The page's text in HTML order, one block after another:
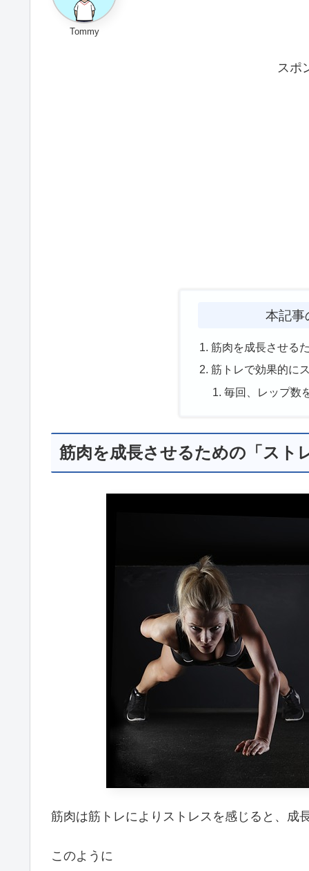
Tommy
スポ
本記事
筋肉を成長させる
筋トレで効果的に
毎回、レップ数
筋肉を成長させるための「スト
筋肉は筋トレによりストレスを感じると、成
このように